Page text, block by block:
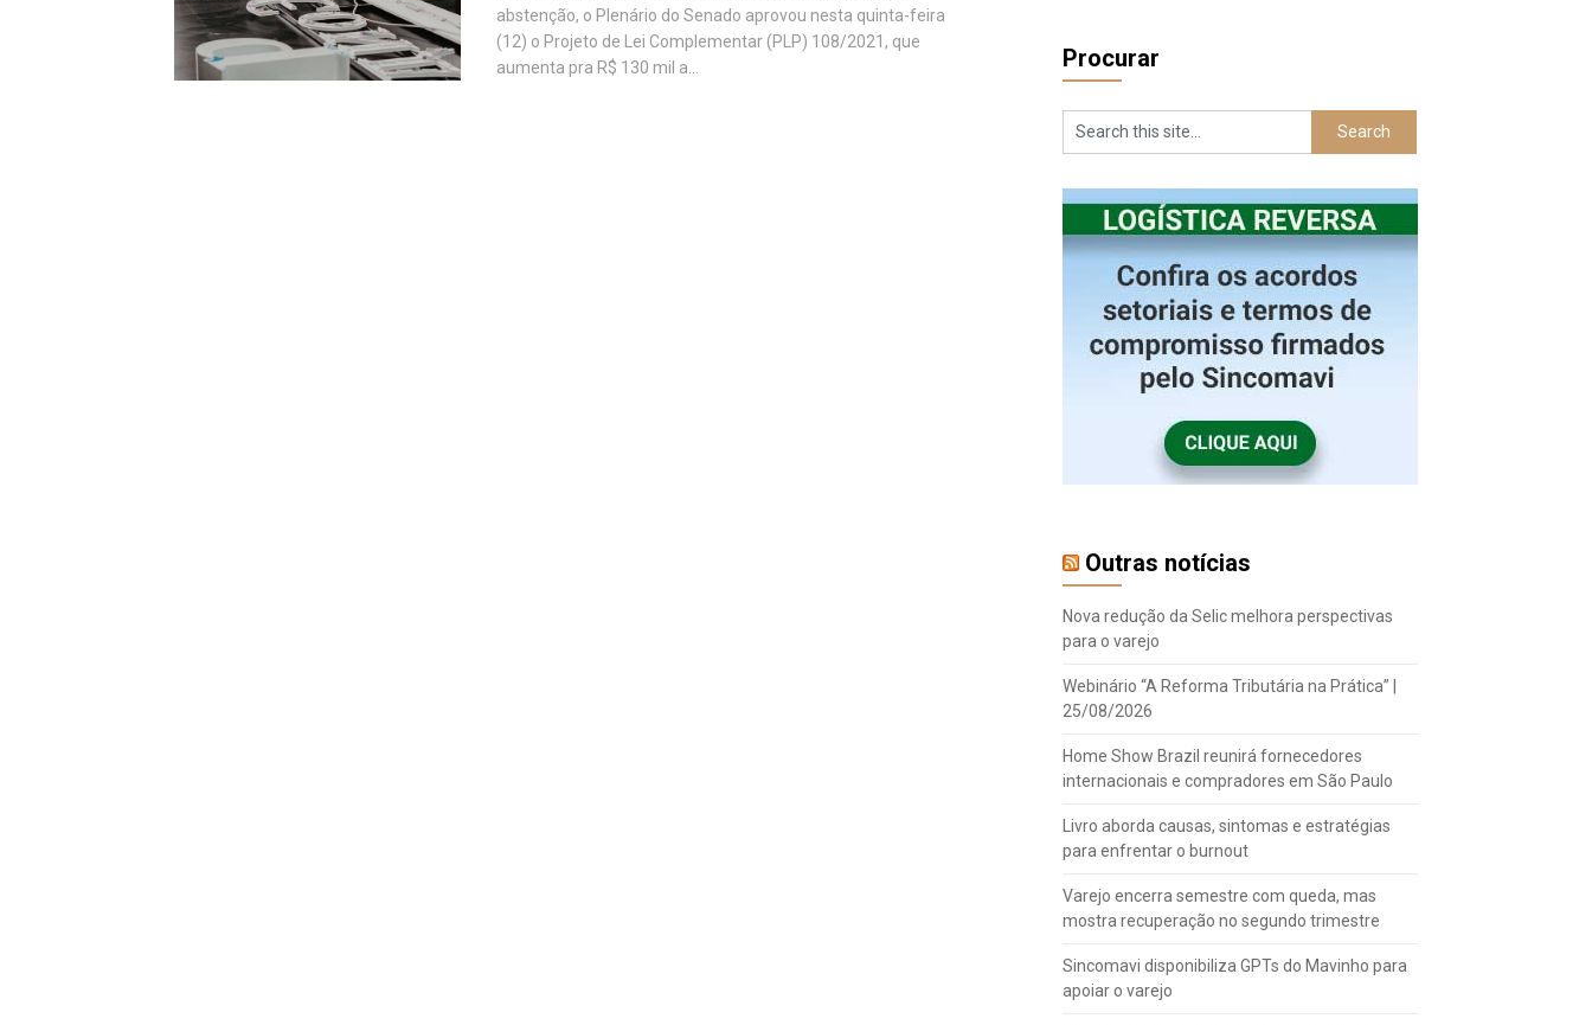
abstenção, o Plenário do Senado aprovou nesta quinta-feira
(12) o Projeto de Lei Complementar (PLP) 108/2021, que
aumenta pra R$ 130 mil a...
Procurar
Outras notícias
Nova redução da Selic melhora perspectivas
para o varejo
Webinário “A Reforma Tributária na Prática” |
25/08/2026
Home Show Brazil reunirá fornecedores
internacionais e compradores em São Paulo
Livro aborda causas, sintomas e estratégias
para enfrentar o burnout
Varejo encerra semestre com queda, mas
mostra recuperação no segundo trimestre
Sincomavi disponibiliza GPTs do Mavinho para
apoiar o varejo